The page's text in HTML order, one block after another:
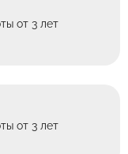
от 3 лет
от 3 лет